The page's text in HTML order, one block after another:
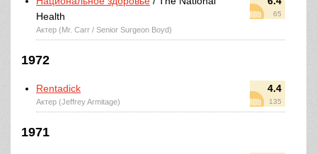
65
Health
Актер (Mr. Carr / Senior Surgeon Boyd)
1972
4.4
135
Rentadick
Актер (Jeffrey Armitage)
1971